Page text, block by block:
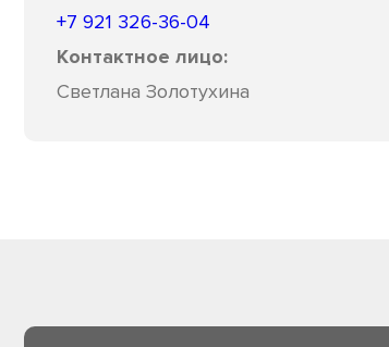
+7 921 326-36-04
Контактное лицо:
Светлана Золотухина